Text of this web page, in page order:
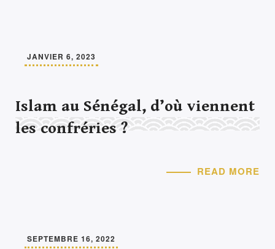
JANVIER 6, 2023
Islam au Sénégal, d’où viennent
les confréries ?
READ MORE
SEPTEMBRE 16, 2022